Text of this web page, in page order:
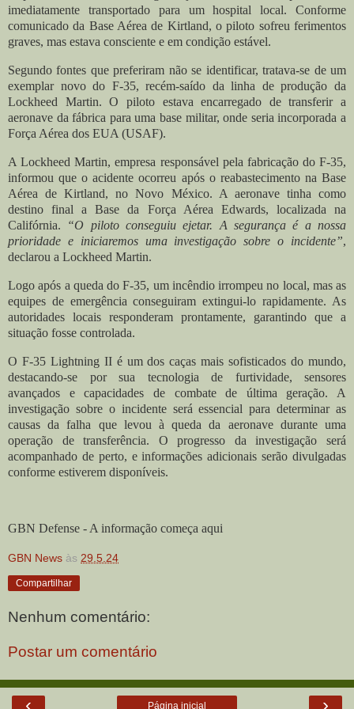
imediatamente transportado para um hospital local. Conforme
comunicado da Base Aérea de Kirtland, o piloto sofreu ferimentos
graves, mas estava consciente e em condição estável.
Segundo fontes que preferiram não se identificar, tratava-se de um
exemplar novo do F-35, recém-saído da linha de produção da
Lockheed Martin. O piloto estava encarregado de transferir a
aeronave da fábrica para uma base militar, onde seria incorporada a
Força Aérea dos EUA (USAF).
A Lockheed Martin, empresa responsável pela fabricação do F-35,
informou que o acidente ocorreu após o reabastecimento na Base
Aérea de Kirtland, no Novo México. A aeronave tinha como
destino final a Base da Força Aérea Edwards, localizada na
Califórnia. “O piloto conseguiu ejetar. A segurança é a nossa
prioridade e iniciaremos uma investigação sobre o incidente”,
declarou a Lockheed Martin.
Logo após a queda do F-35, um incêndio irrompeu no local, mas as
equipes de emergência conseguiram extingui-lo rapidamente. As
autoridades locais responderam prontamente, garantindo que a
situação fosse controlada.
O F-35 Lightning II é um dos caças mais sofisticados do mundo,
destacando-se por sua tecnologia de furtividade, sensores
avançados e capacidades de combate de última geração. A
investigação sobre o incidente será essencial para determinar as
causas da falha que levou à queda da aeronave durante uma
operação de transferência. O progresso da investigação será
acompanhado de perto, e informações adicionais serão divulgadas
conforme estiverem disponíveis.
GBN Defense - A informação começa aqui
GBN News às 29.5.24
Compartilhar
Nenhum comentário:
Postar um comentário
‹ ›
Página inicial